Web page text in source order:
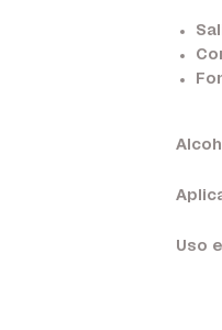
Uso